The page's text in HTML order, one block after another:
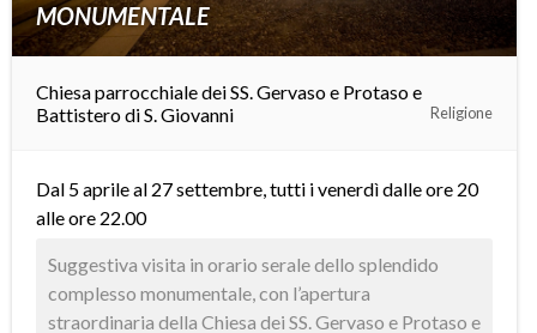
MONUMENTALE
Chiesa parrocchiale dei SS. Gervaso e Protaso e
Battistero di S. Giovanni
Religione
Dal 5 aprile al 27 settembre, tutti i venerdì dalle ore 20
alle ore 22.00
Suggestiva visita in orario serale dello splendido
complesso monumentale, con l’apertura
straordinaria della Chiesa dei SS. Gervaso e Protaso e